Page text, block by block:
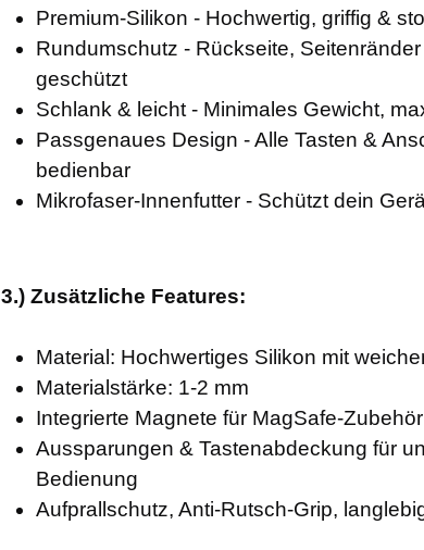
Premium-Silikon - Hochwertig, griffig &
Rundumschutz - Rückseite,
geschützt
Schlank & leicht - Minimales Gewicht,
Passgenaues Design - Alle Tasten &
bedienbar
Mikrofaser-Innenfutter - Schützt dein
3.) Zusätzliche Features:
Material: Hochwertiges Silikon mit
Materialstärke: 1-2 mm
Integrierte Magnete für MagSafe-Zubehör
Aussparungen & Tastenabdeckung für
Bedienung
Aufprallschutz, Anti-Rutsch-Grip,